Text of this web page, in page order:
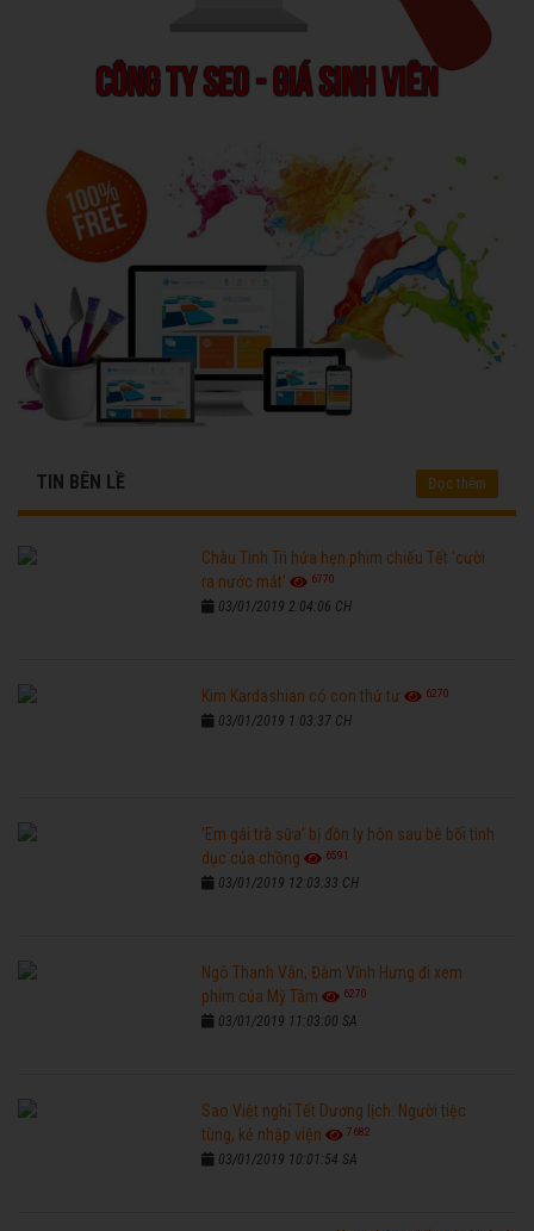
TIN BÊN LỀ Đọc thêm
Châu Tinh Trì hứa hẹn phim chiếu Tết 'cười
ra nước mắt'
6770
03/01/2019 2:04:06 CH
Kim Kardashian có con thứ tư 6270
03/01/2019 1:03:37 CH
'Em gái trà sữa' bị đồn ly hôn sau bê bối tình
dục của chồng
6591
03/01/2019 12:03:33 CH
Ngô Thanh Vân, Đàm Vĩnh Hưng đi xem
phim của Mỹ Tâm
6270
03/01/2019 11:03:00 SA
Sao Việt nghỉ Tết Dương lịch: Người tiệc
tùng, kẻ nhập viện
7682
03/01/2019 10:01:54 SA